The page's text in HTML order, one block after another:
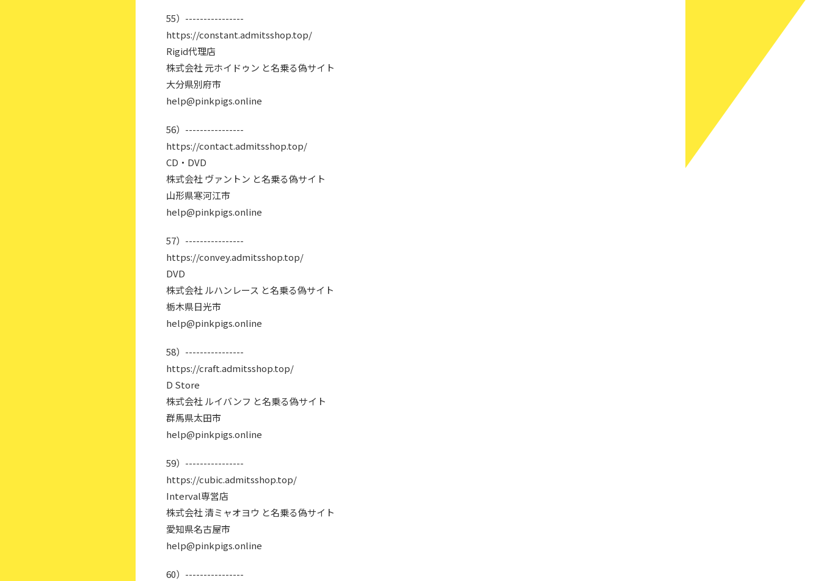
55）----------------
https://constant.admitsshop.top/
Rigid代理店
株式会社 元ホイドゥン と名乗る偽サイト
大分県別府市
help@pinkpigs.online
56）----------------
https://contact.admitsshop.top/
CD・DVD
株式会社 ヴァントン と名乗る偽サイト
山形県寒河江市
help@pinkpigs.online
57）----------------
https://convey.admitsshop.top/
DVD
株式会社 ルハンレース と名乗る偽サイト
栃木県日光市
help@pinkpigs.online
58）----------------
https://craft.admitsshop.top/
D Store
株式会社 ルイバンフ と名乗る偽サイト
群馬県太田市
help@pinkpigs.online
59）----------------
https://cubic.admitsshop.top/
Interval専営店
株式会社 清ミャオヨウ と名乗る偽サイト
愛知県名古屋市
help@pinkpigs.online
60）----------------